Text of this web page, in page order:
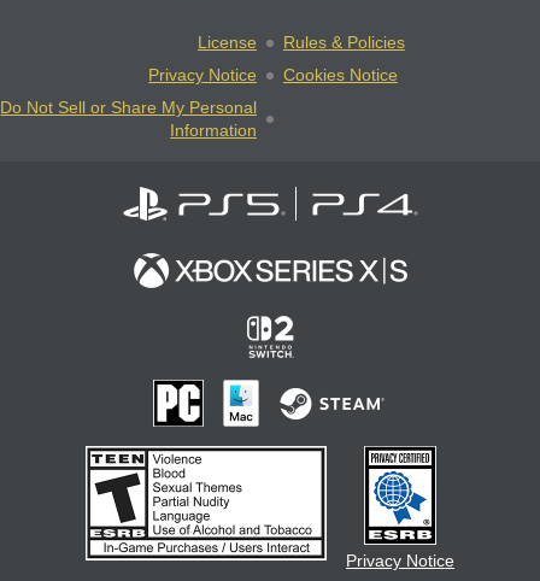
License
Rules & Policies
Privacy Notice
Cookies Notice
Do Not Sell or Share My Personal
Information
Privacy Notice